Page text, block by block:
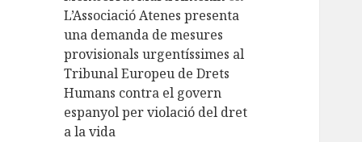
L’Associació Atenes presenta
una demanda de mesures
provisionals urgentíssimes al
Tribunal Europeu de Drets
Humans contra el govern
espanyol per violació del dret
a la vida